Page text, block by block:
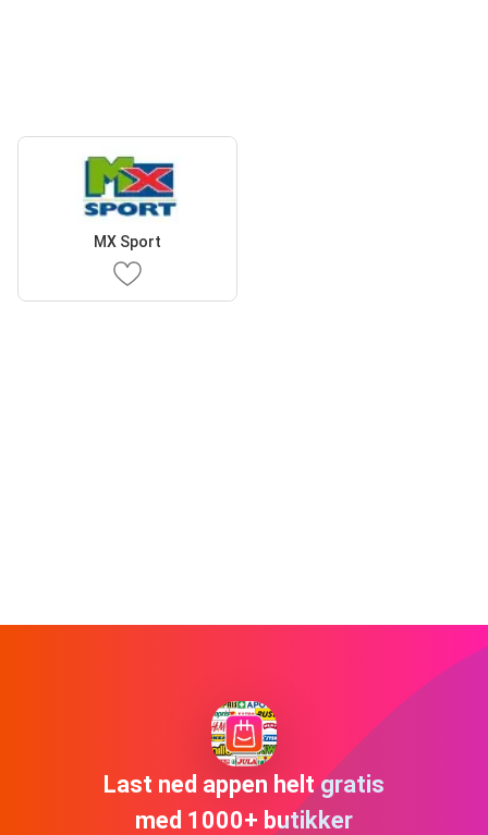
MX Sport
Last ned appen helt gratis
med 1000+ butikker